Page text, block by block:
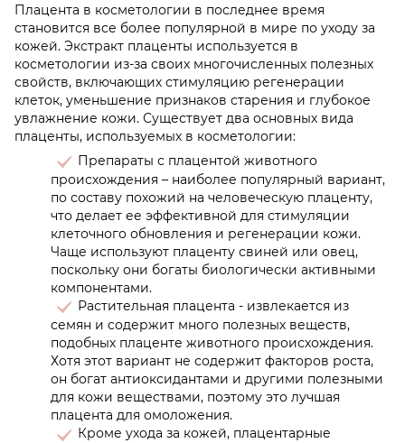
Плацента в косметологии в последнее время
становится все более популярной в мире по уходу за
кожей. Экстракт плаценты используется в
косметологии из-за своих многочисленных полезных
свойств, включающих стимуляцию регенерации
клеток, уменьшение признаков старения и глубокое
увлажнение кожи. Существует два основных вида
плаценты, используемых в косметологии:
Препараты с плацентой животного
происхождения – наиболее популярный вариант,
по составу похожий на человеческую плаценту,
что делает ее эффективной для стимуляции
клеточного обновления и регенерации кожи.
Чаще используют плаценту свиней или овец,
поскольку они богаты биологически активными
компонентами.
Растительная плацента - извлекается из
семян и содержит много полезных веществ,
подобных плаценте животного происхождения.
Хотя этот вариант не содержит факторов роста,
он богат антиоксидантами и другими полезными
для кожи веществами, поэтому это лучшая
плацента для омоложения.
Кроме ухода за кожей, плацентарные